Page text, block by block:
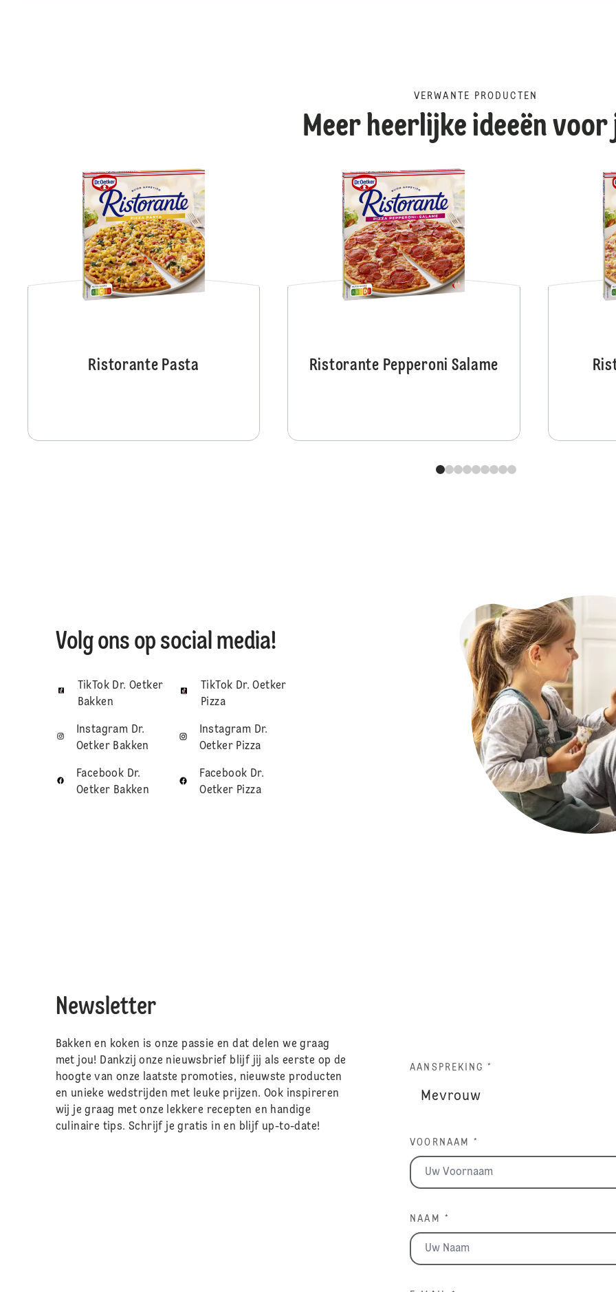
VERWANTE PRODUCTEN
Meer heerlijke ideeën voor
Ristorante Pasta Ristorante Pepperoni Salame
Volg ons op social media!
TikTok Dr. Oetker
Bakken
TikTok Dr. Oetker
Pizza
Instagram Dr.
Oetker Bakken
Instagram Dr.
Oetker Pizza
Facebook Dr.
Oetker Bakken
Facebook Dr.
Oetker Pizza
Newsletter
Bakken en koken is onze passie en dat delen we graag
met jou! Dankzij onze nieuwsbrief blijf jij als eerste op de
hoogte van onze laatste promoties, nieuwste producten
en unieke wedstrijden met leuke prijzen. Ook inspireren
wij je graag met onze lekkere recepten en handige
culinaire tips. Schrijf je gratis in en blijf up-to-date!
AANSPREKING *
VOORNAAM *
NAAM *